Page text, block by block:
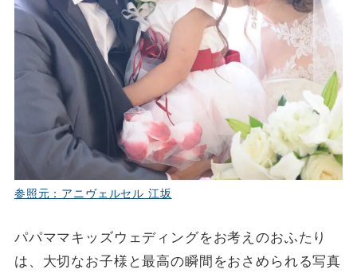
参照元：アニヴェルセル 江坂
パパママキッズウェディングをお考えのおふたり
は、大切なお子様と最高の瞬間をおさめられる写真